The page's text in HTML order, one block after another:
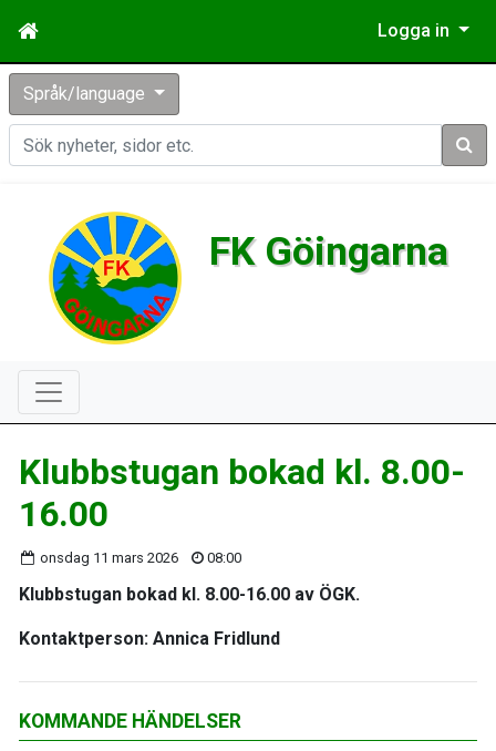
Logga in
Språk/language
Sök
FK Göingarna
KOMMANDE HÄNDELSER
Klubbstugan bokad kl. 8.00-
16.00
onsdag 11 mars 2026 08:00
Klubbstugan bokad kl. 8.00-16.00 av ÖGK.
Kontaktperson: Annica Fridlund